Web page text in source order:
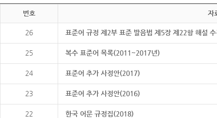
번호 자
26 표준어 규정 제2부 표준 발음법 제5장 제22항 해설
25 복수 표준어 목록(2011~2017년)
24 표준어 추가 사정안(2017)
23 표준어 추가 사정안(2016)
22 한국 어문 규정집(2018)